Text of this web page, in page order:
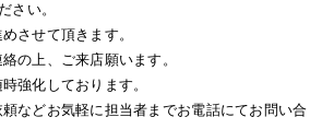
さい。
させて頂きます。
の上、ご来店願います。
強化しております。
などお気軽に担当者までお電話にてお問い合